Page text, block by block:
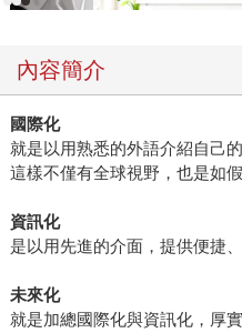
內容簡介
國際化
就是以用熟悉的外語介紹自己的
這樣不僅有全球視野，也是如
資訊化
是以用先進的介面，提供便捷
未來化
就是加總國際化與資訊化，厚